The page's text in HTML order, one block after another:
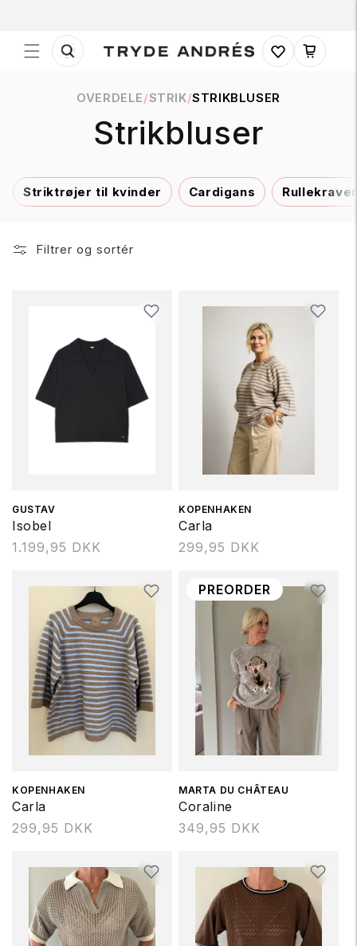
Indkøbskurv
OVERDELE/STRIK/STRIKBLUSER
K
o
l
l
k
:
Strikbluser
Striktrøjer til kvinder Cardigans Rullekraver
Filtrer og sortér
Forhandler:
GUSTAV
Isobel
Normalpris
1.199,95 DKK
Forhandler:
KOPENHAKEN
Carla
Normalpris
299,95 DKK
Forhandler:
KOPENHAKEN
Carla
Normalpris
299,95 DKK
PREORDER
Forhandler:
MARTA DU CHÂTEAU
Coraline
Normalpris
349,95 DKK